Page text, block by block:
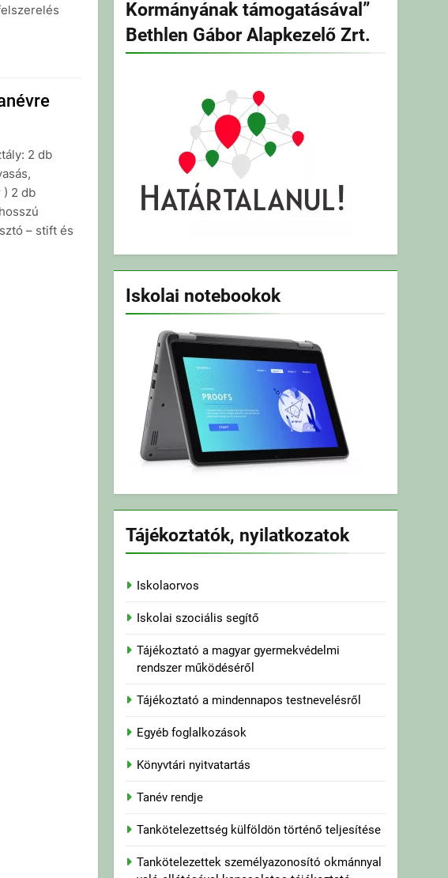
2 db
) 2 db
– stift és
Kormányának támogatásával”
Bethlen Gábor Alapkezelő Zrt.
Iskolai notebookok
Tájékoztatók, nyilatkozatok
Iskolaorvos
Iskolai szociális segítő
Tájékoztató a magyar gyermekvédelmi
rendszer működéséről
Tájékoztató a mindennapos testnevelésről
Egyéb foglalkozások
Könyvtári nyitvatartás
Tanév rendje
Tankötelezettség külföldön történő teljesítése
Tankötelezettek személyazonosító okmánnyal